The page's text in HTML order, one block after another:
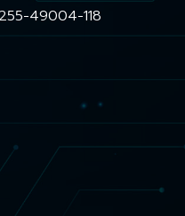
49004-118